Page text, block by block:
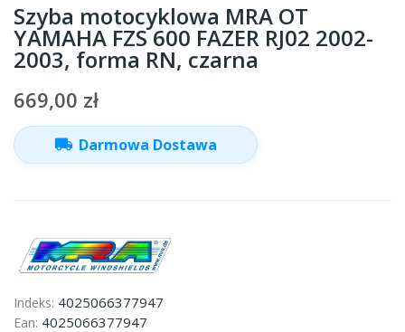
Szyba motocyklowa MRA OT
YAMAHA FZS 600 FAZER RJ02 2002-
2003, forma RN, czarna
669,00 zł
local_shipping Darmowa Dostawa
Indeks: 4025066377947
Ean: 4025066377947